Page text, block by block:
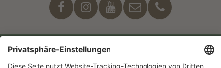
Unser Engagement